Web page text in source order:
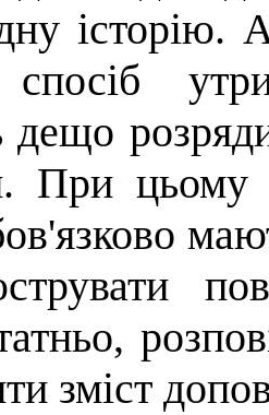
історію.
спосіб
дещо
При цьому
зміст